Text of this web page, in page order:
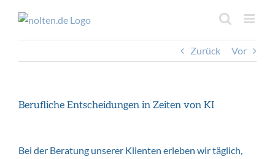
springen
Inhalt
springen
Zurück
Vor
Berufliche Entscheidungen in Zeiten von KI
Bei der Beratung unserer Klienten erleben wir täglich,